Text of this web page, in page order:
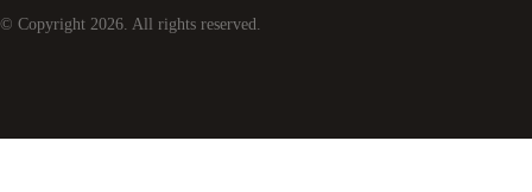
© Copyright 2026. All rights reserved.